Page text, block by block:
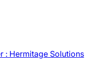
: Hermitage Solutions